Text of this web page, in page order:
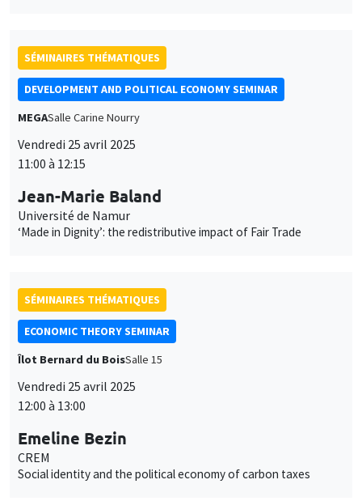
SÉMINAIRES THÉMATIQUES
DEVELOPMENT AND POLITICAL ECONOMY SEMINAR
MEGASalle Carine Nourry
Vendredi 25 avril 2025
11:00 à 12:15
Jean-Marie Baland
Université de Namur
‘Made in Dignity’: the redistributive impact of Fair Trade
SÉMINAIRES THÉMATIQUES
ECONOMIC THEORY SEMINAR
Îlot Bernard du BoisSalle 15
Vendredi 25 avril 2025
12:00 à 13:00
Emeline Bezin
CREM
Social identity and the political economy of carbon taxes
des
cookies